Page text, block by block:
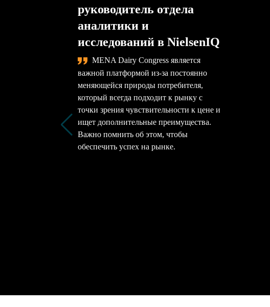
руководитель отдела
аналитики и
исследований в NielsenIQ
MENA Dairy Congress является
важной платформой из-за постоянно
меняющейся природы потребителя,
который всегда подходит к рынку с
точки зрения чувствительности к цене и
ищет дополнительные преимущества.
Важно помнить об этом, чтобы
обеспечить успех на рынке.